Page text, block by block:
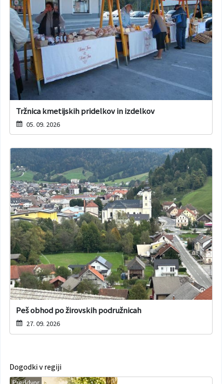
Tržnica kmetijskih pridelkov in izdelkov
05. 09. 2026
Peš obhod po žirovskih podružnicah
27. 09. 2026
Dogodki v regiji